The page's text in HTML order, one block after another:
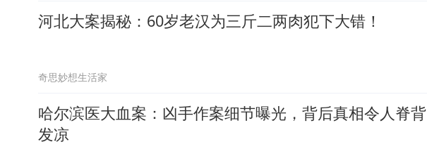
河北大案揭秘：60岁老汉为三斤二两肉犯下大错！
奇思妙想生活家
哈尔滨医大血案：凶手作案细节曝光，背后真相令人脊背
发凉